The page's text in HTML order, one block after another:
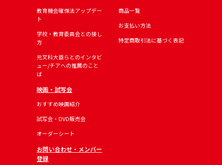
教育機会確保法アップデー
ト
学校・教育委員会との接し
方
元文科大臣らとのインタビ
ュー/チアへの推薦のこと
ば
映画・試写会
おすすめ映画紹介
試写会・DVD販売会
オーダーシート
商品一覧
お支払い方法
特定商取引法に基づく表記
お問い合わせ・メンバー
登録